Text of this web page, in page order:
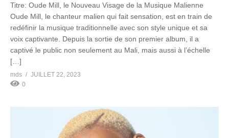
Titre: Oude Mill, le Nouveau Visage de la Musique Malienne
Oude Mill, le chanteur malien qui fait sensation, est en train de
redéfinir la musique traditionnelle avec son style unique et sa
voix captivante. Depuis la sortie de son premier album, il a
captivé le public non seulement au Mali, mais aussi à l’échelle
[…]
mds
JUILLET 22, 2023
0